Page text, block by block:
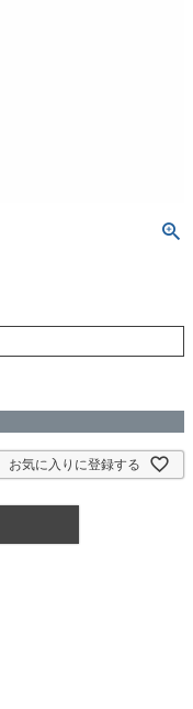
お気に入りに登録する